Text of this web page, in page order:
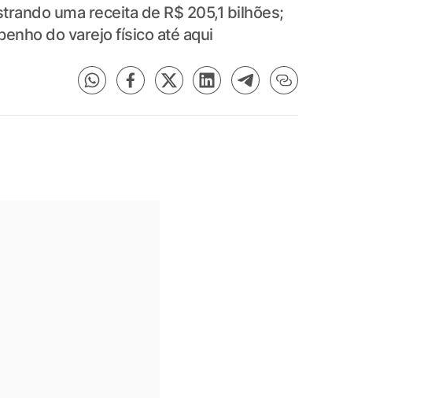
uma receita de R$ 205,1 bilhões;
do varejo físico até aqui